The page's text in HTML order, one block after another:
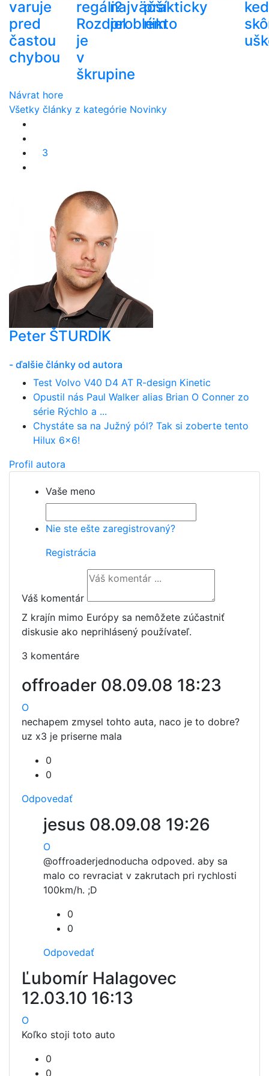
varuje
pred
častou
chybou
regáli?
Rozdiel
je
v
škrupine
najväčší
problém
prakticky
nikto
Návrat hore
Všetky články z kategórie Novinky
3
Peter ŠTURDÍK
- ďalšie články od autora
Test Volvo V40 D4 AT R-design Kinetic
Opustil nás Paul Walker alias Brian O Conner zo
série Rýchlo a ...
Chystáte sa na Južný pól? Tak si zoberte tento
Hilux 6x6!
Profil autora
Vaše meno
Nie ste ešte zaregistrovaný?
Registrácia
Váš komentár
Z krajín mimo Európy sa nemôžete zúčastniť
diskusie ako neprihlásený používateľ.
3 komentáre
offroader 08.09.08 18:23
O
nechapem zmysel tohto auta, naco je to dobre?
uz x3 je priserne mala
0
0
Odpovedať
jesus 08.09.08 19:26
O
@offroaderjednoducha odpoved. aby sa
malo co revraciat v zakrutach pri rychlosti
100km/h. ;D
0
0
Odpovedať
Ľubomír Halagovec
12.03.10 16:13
O
Koľko stoji toto auto
0
0